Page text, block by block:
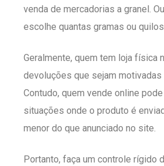
venda de mercadorias a granel.
escolhe quantas gramas ou
Geralmente, quem tem loja física
devoluções que sejam
Contudo, quem vende online
situações onde o produto é
menor do que anunciado no site.
Portanto, faça um controle rígido